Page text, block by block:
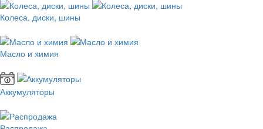
Колеса, диски, шины
Масло и химия
Аккумуляторы